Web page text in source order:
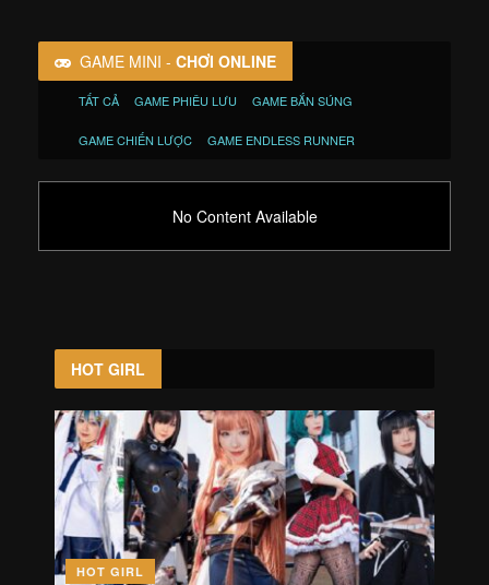
GAME MINI - CHƠI ONLINE
TẤT CẢ GAME PHIÊU LƯU GAME BẮN SÚNG
GAME CHIẾN LƯỢC GAME ENDLESS RUNNER
No Content Available
HOT GIRL
HOT GIRL